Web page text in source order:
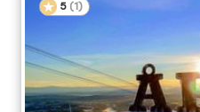
5 (1 )